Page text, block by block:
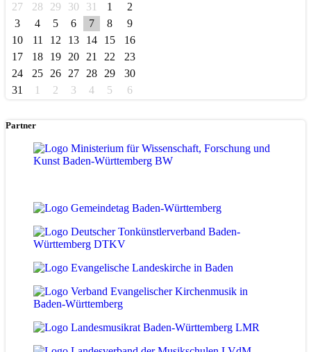
27
28 29 30 31 1
2
3
4 5 6 7 8
9
10
11 12 13 14 15
16
17
18 19 20 21 22
23
24
25 26 27 28 29
30
31
1 2 3 4 5 6
Partner